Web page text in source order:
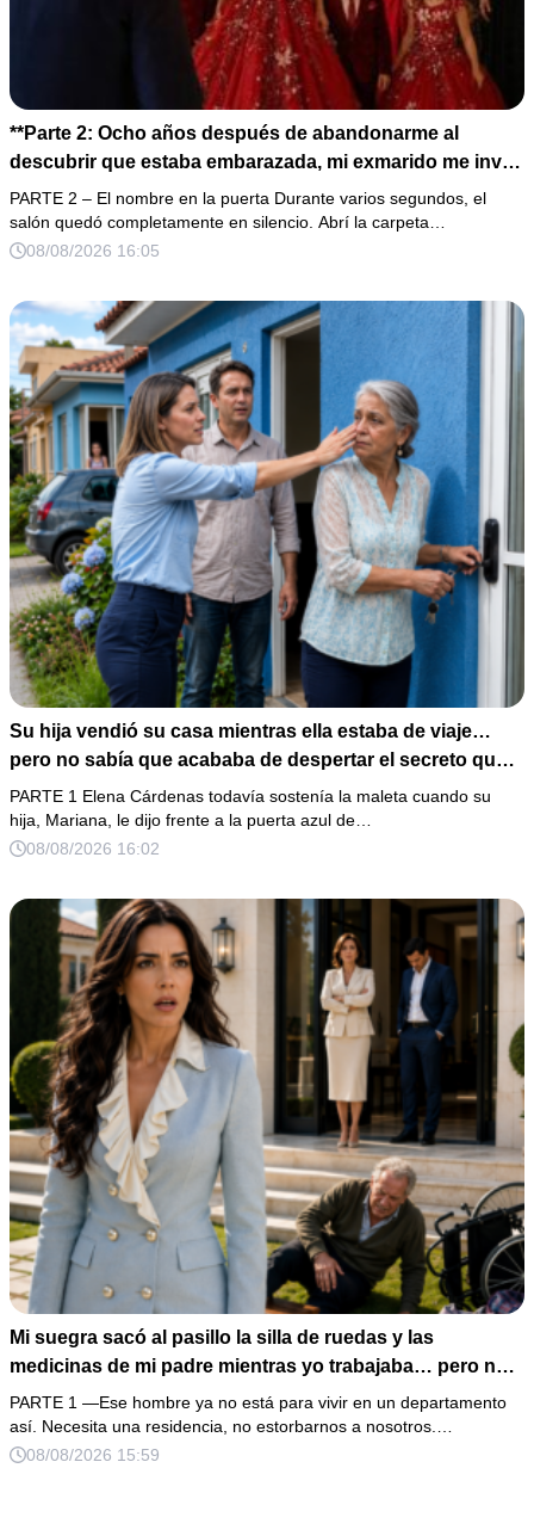
**Parte 2: Ocho años después de abandonarme al
descubrir que estaba embarazada, mi exmarido me invitó
a la cena de Navidad convencido de que podría burlarse
de la mujer a la que creía una fracasada y sin hijos. Lo
que jamás imaginó fue que esa noche sería él quien
PARTE 2 – El nombre en la puerta Durante varios segundos, el
salón quedó completamente en silencio. Abrí la carpeta…
08/08/2026 16:05
Su hija vendió su casa mientras ella estaba de viaje…
pero no sabía que acababa de despertar el secreto que
su padre dejó antes de morir
PARTE 1 Elena Cárdenas todavía sostenía la maleta cuando su
hija, Mariana, le dijo frente a la puerta azul de…
08/08/2026 16:02
Mi suegra sacó al pasillo la silla de ruedas y las
medicinas de mi padre mientras yo trabajaba… pero no
sabía que él era dueño de la casa y que su hijo acabaría
perdiéndolo todo
PARTE 1 —Ese hombre ya no está para vivir en un departamento
así. Necesita una residencia, no estorbarnos a nosotros.…
08/08/2026 15:59